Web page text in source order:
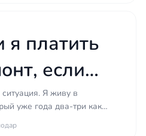
я платить
если
Я живу в
уже года два-три как
жилого фонда. Дом